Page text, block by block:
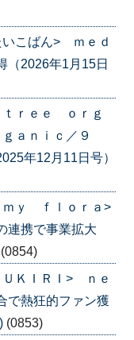
いこばん> ｍｅｄ
（2026年1月15日
ｔｒｅｅ ｏｒｇ
ａｎｉｃ／９
年12月11日号）
ｙ ｆｌｏｒａ>
連携で事業拡大
(0854)
ＵＫＩＲＩ> ｎｅ
で熱狂的ファン獲
(0853)